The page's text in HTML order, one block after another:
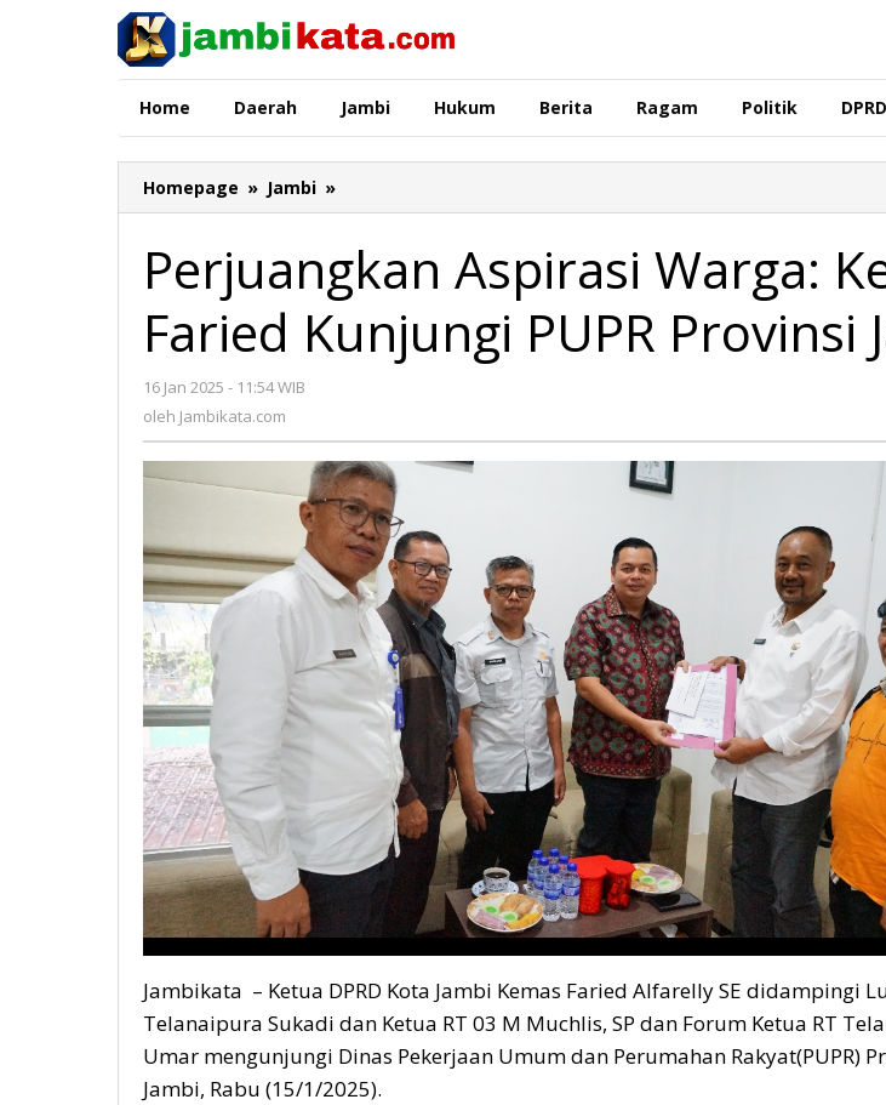
Home Daerah Jambi Hukum Berita Ragam Politik
Homepage » Jambi »
Aspirasi
Kemas
Faried
Kunjungi
PUPR
Provinsi
Perjuangkan Aspirasi Warga:
Faried Kunjungi PUPR Provinsi
16 Jan 2025 - 11:54 WIB
oleh Jambikata.com
Jambikata – Ketua DPRD Kota Jambi Kemas Faried Alfarelly SE didampingi
Telanaipura Sukadi dan Ketua RT 03 M Muchlis, SP dan Forum Ketua RT
Umar mengunjungi Dinas Pekerjaan Umum dan Perumahan Rakyat(PUPR)
Jambi, Rabu (15/1/2025).